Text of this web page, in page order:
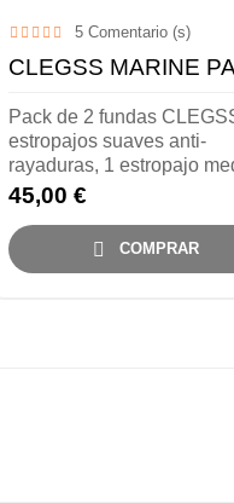
5Comentario (s)
CLEGSS MARINE
Pack de 2 fundas
estropajos suaves anti-
rayaduras, 1 estropajo
45,00 €
 COMPRAR